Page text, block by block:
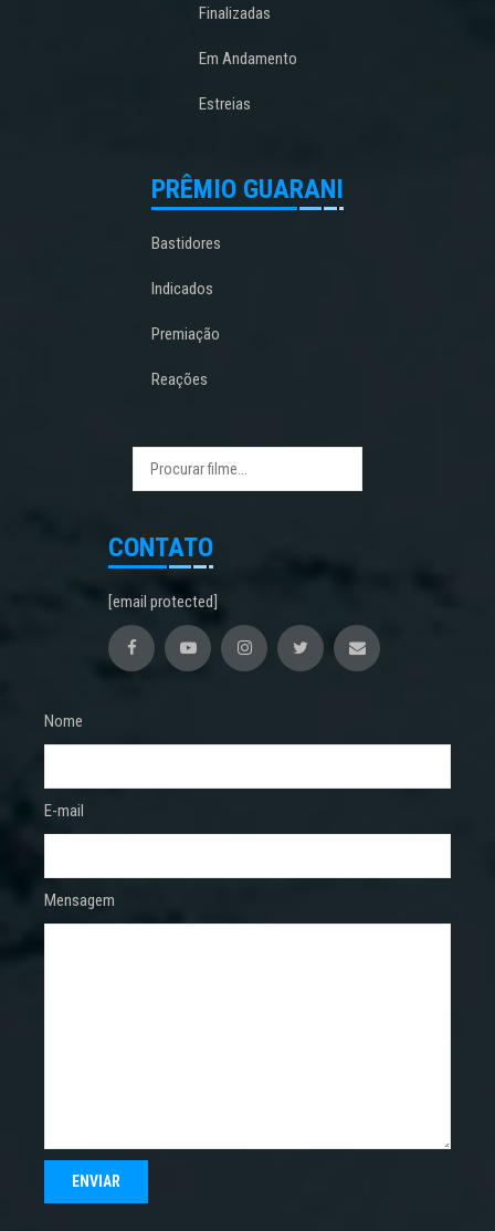
Finalizadas
Em Andamento
Estreias
PRÊMIO GUARANI
Bastidores
Indicados
Premiação
Reações
CONTATO
[email protected]
Nome
E-mail
Mensagem